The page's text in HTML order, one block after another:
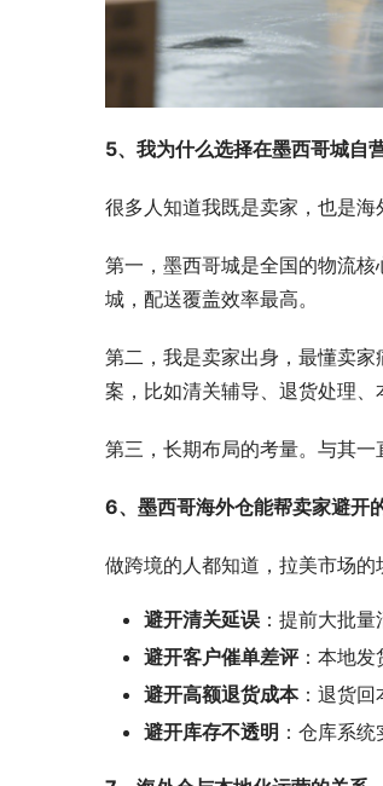
5、我为什么选择在墨西哥城自
很多人知道我既是卖家，也是
第一，墨西哥城是全国的物流
城，配送覆盖效率最高。
第二，我是卖家出身，最懂卖
案，比如清关辅导、退货处理、
第三，长期布局的考量。与其一
6、墨西哥海外仓能帮卖家避开
做跨境的人都知道，拉美市场的
避开清关延误 ：提前大批
避开客户催单差评：本地发
避开高额退货成本：退货回
避开库存不透明 ：仓库系